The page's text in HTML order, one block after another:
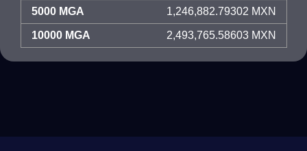
5000 MGA 1,246,882.79302 MXN
10000 MGA 2,493,765.58603 MXN